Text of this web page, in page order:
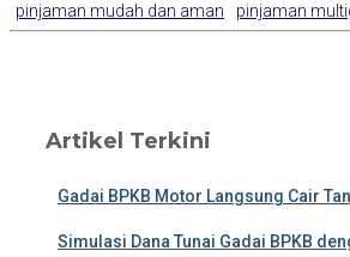
pinjaman mudah dan aman
pinjaman
Artikel Terkini
Gadai BPKB Motor Langsung Cair
Simulasi Dana Tunai Gadai BPKB